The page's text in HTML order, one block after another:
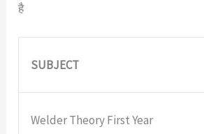
है
SUBJECT
Welder Theory First Year